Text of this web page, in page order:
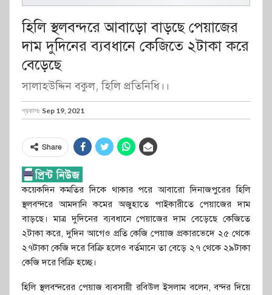
হিলি স্থলবন্দরে আবাড়ো বাড়ছে পেয়াজের
দাম দুদিনের ব্যবধানে কেজিতে ২টাকা করে
বেড়েছে
সালাহউদ্দিন বকুল, হিলি প্রতিনিধি।।
প্রকাশঃ Sep 19, 2021
Share
কয়েকদিন কমতির দিকে থাকার পরে আবারো দিনাজপুরের হিলি
স্থলবন্দরে আমদানি কমের অজুহাতে পাইকারীতে পেয়াজের দাম
বাড়ছে। মাত্র দুদিনের ব্যবধানে পেয়াজের দাম বেড়েছে কেজিতে
২টাকা করে, দুদিন আগেও প্রতি কেজি পেয়াজ প্রকারভেদে ২৫ থেকে
২৭টাকা কেজি দরে বিক্রি হলেও বর্তমানে তা বেড়ে ২৭ থেকে ২৯টাকা
কেজি দরে বিক্রি হচ্ছে।
হিলি স্থলবন্দরের পেয়াজ ব্যবসায়ী রবিউল ইসলাম বলেন, বন্দর দিয়ে